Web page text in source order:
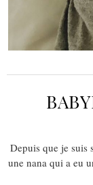
Depuis que je suis
une nana qui a eu